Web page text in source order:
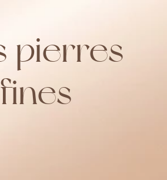
pierres
fines